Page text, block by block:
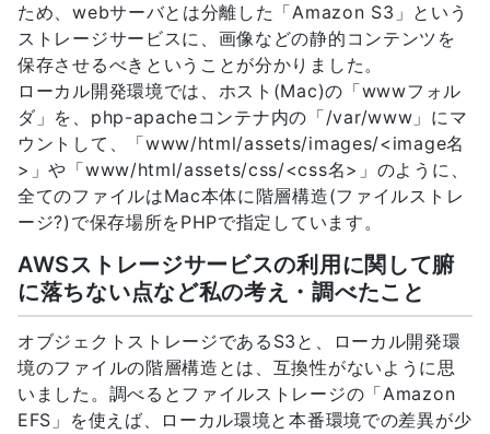
ため、webサーバとは分離した「Amazon S3」という
ストレージサービスに、画像などの静的コンテンツを
保存させるべきということが分かりました。
ローカル開発環境では、ホスト(Mac)の「wwwフォル
ダ」を、php-apacheコンテナ内の「/var/www」にマ
ウントして、「www/html/assets/images/<image名
>」や「www/html/assets/css/<css名>」のように、
全てのファイルはMac本体に階層構造(ファイルストレ
ージ?)で保存場所をPHPで指定しています。
AWSストレージサービスの利用に関して腑
に落ちない点など私の考え・調べたこと
オブジェクトストレージであるS3と、ローカル開発環
境のファイルの階層構造とは、互換性がないように思
いました。調べるとファイルストレージの「Amazon
EFS」を使えば、ローカル環境と本番環境での差異が少